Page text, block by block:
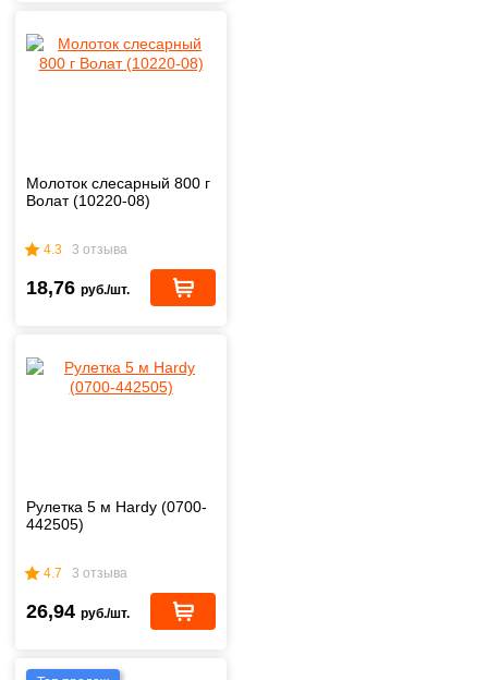
Молоток слесарный 800 г
Волат (10220-08)
4.3 3 отзыва
18,76 руб./шт.
Рулетка 5 м Hardy (0700-
442505)
4.7 3 отзыва
26,94 руб./шт.